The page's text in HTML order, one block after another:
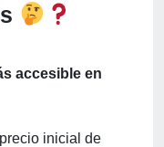
accesible en
inicial de